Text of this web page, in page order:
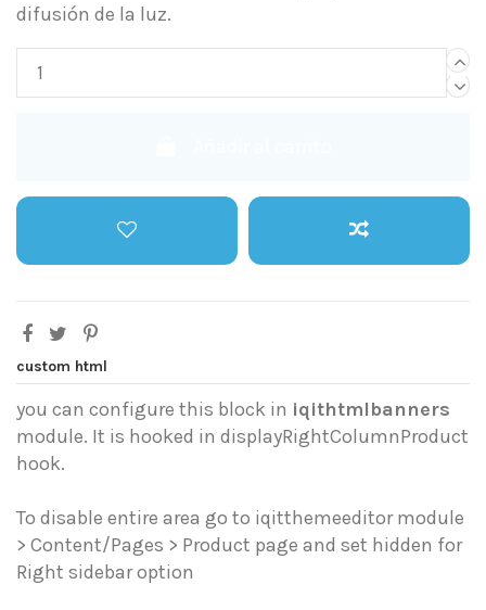
difusión de la luz.
custom html
you can configure this block in iqithtmlbanners
module. It is hooked in displayRightColumnProduct
hook.
To disable entire area go to iqitthemeeditor module
> Content/Pages > Product page and set hidden for
Right sidebar option